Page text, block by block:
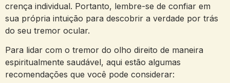
crença‌ individual. Portanto, lembre-se‍ de confiar⁤ em
‌sua própria intuição⁣ para descobrir⁢ a verdade por ‍trás
do seu tremor ocular.
Para ⁤lidar com o tremor do ⁢olho direito de maneira
espiritualmente saudável, ​aqui ‌estão algumas
recomendações⁤ que você pode considerar: